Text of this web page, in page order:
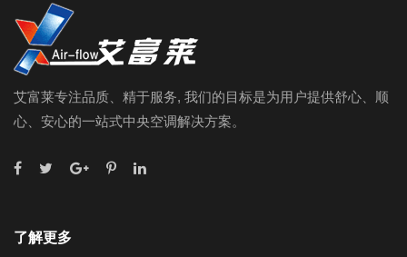
艾富莱专注品质、精于服务, 我们的目标是为用户提供舒心、顺
心、安心的一站式中央空调解决方案。
了解更多